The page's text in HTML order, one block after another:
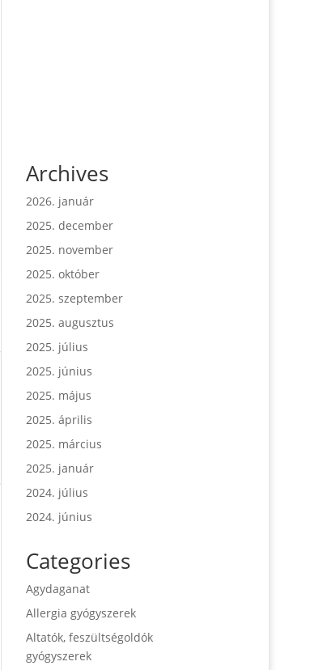
Archives
2026. január
2025. december
2025. november
2025. október
2025. szeptember
2025. augusztus
2025. július
2025. június
2025. május
2025. április
2025. március
2025. január
2024. július
2024. június
Categories
Agydaganat
Allergia gyógyszerek
Altatók, feszültségoldók
gyógyszerek